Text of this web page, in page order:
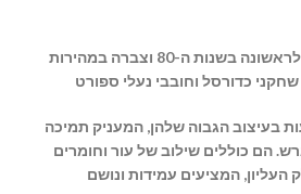
סדרת הפורום הוצגה לראשונה בשנות ה-80 וצברה במהירות
הם כוללים שילוב של עור וחומרים